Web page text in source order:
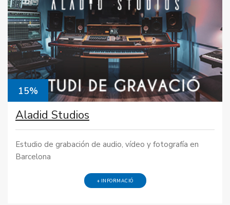
15%
Aladid Studios
Estudio de grabación de audio, vídeo y fotografía en
Barcelona
+ INFORMACIÓ